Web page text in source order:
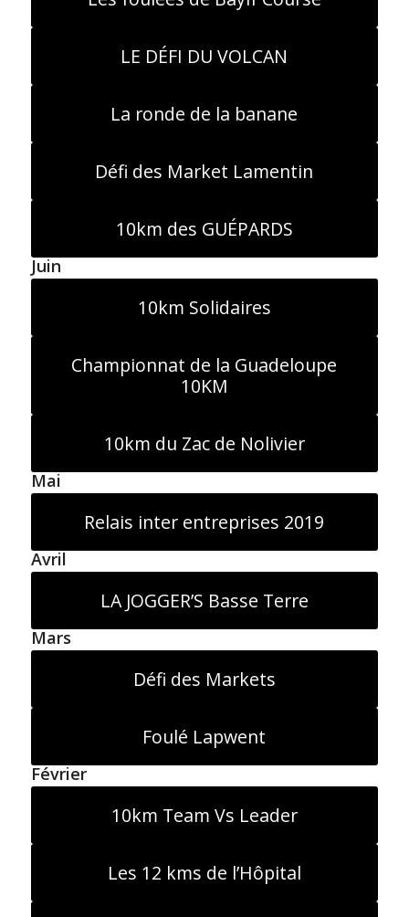
LE DÉFI DU VOLCAN
La ronde de la banane
Défi des Market Lamentin
10km des GUÉPARDS
Juin
10km Solidaires
Championnat de la Guadeloupe
10KM
10km du Zac de Nolivier
Mai
Relais inter entreprises 2019
Avril
LA JOGGER’S Basse Terre
Mars
Défi des Markets
Foulé Lapwent
Février
10km Team Vs Leader
Les 12 kms de l’Hôpital